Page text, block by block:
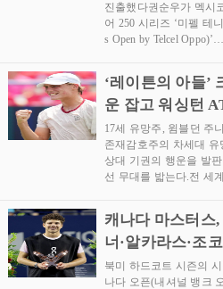
진출했다권순우가 멕시
어 250 시리즈 ‘미펠 테
s Open by Telcel Oppo)’…
‘레이튼의 아들’
운 잡고 워싱턴
17세 유망주, 윔블던 주
존재감호주의 차세대
상대 기권의 행운을 발
선 무대를 밟는다.전 세
캐나다 마스터스
너·알카라스·조
북미 하드코트 시즌의
나다 오픈(내셔널 뱅크